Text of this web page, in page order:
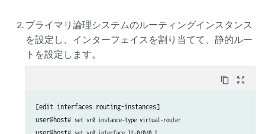
プライマリ論理システムのルーティングインスタンス
を設定し、インターフェイスを割り当てて、静的ルー
トを設定します。
content_copy zoom_out_map
[edit interfaces routing-instances]
user@host# set vr0 instance-type virtual-router